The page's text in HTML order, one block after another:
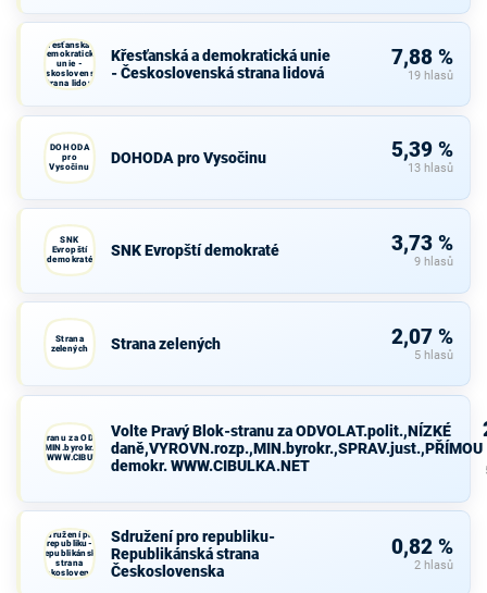
Křesťanská a
demokratická
unie -
Československá
strana lidová
Křesťanská a demokratická unie
- Československá strana lidová
7,88 %
19 hlasů
DOHODA
pro
Vysočinu
DOHODA pro Vysočinu 5,39 %
13 hlasů
SNK
Evropští
demokraté
SNK Evropští demokraté 3,73 %
9 hlasů
Strana
zelených
Strana zelených 2,07 %
5 hlasů
Blok-stranu za ODVOLAT.polit.,NÍZKÉ
demokr. WWW.CIBULKA.NET
Volte Pravý Blok-stranu za ODVOLAT.polit.,NÍZKÉ
daně,VYROVN.rozp.,MIN.byrokr.,SPRAV.just.,PŘÍMOU
demokr. WWW.CIBULKA.NET
Sdružení pro
republiku-
Republikánská
strana
Československa
Sdružení pro republiku-
Republikánská strana
Československa
0,82 %
2 hlasů